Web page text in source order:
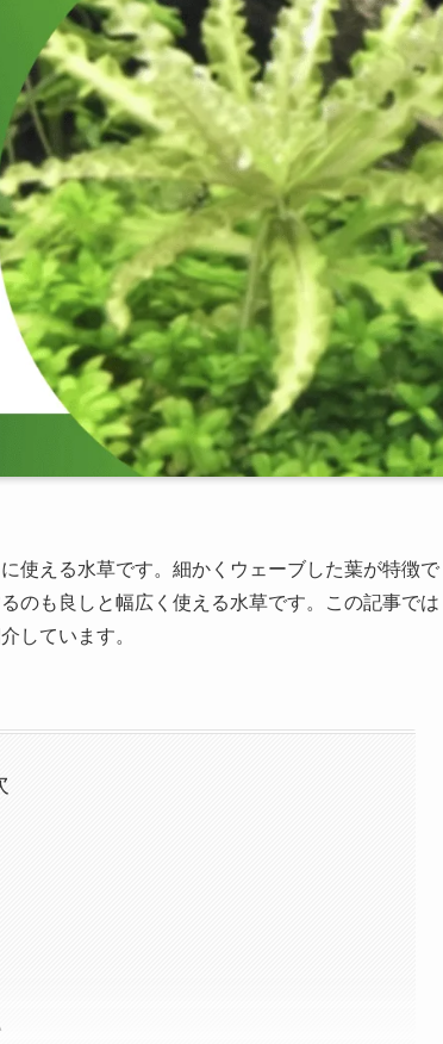
使える水草です。細かくウェーブした葉が特徴で
のも良しと幅広く使える水草です。この記事では
しています。